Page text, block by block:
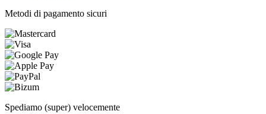
Metodi di pagamento sicuri
Spediamo (super) velocemente